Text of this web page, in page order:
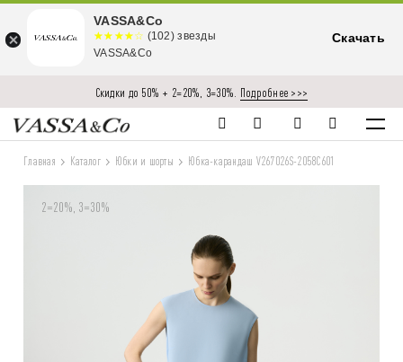
Скидки до 50% + 2=20%, 3=30%. Подробнее >>>
Главная Каталог Юбки и шорты Юбка-карандаш V267026S-2058C601
2=20%, 3=30%
VASSA&Co
☆☆☆☆☆
★★★★
★
(102) звезды
VASSA&Co
Скачать